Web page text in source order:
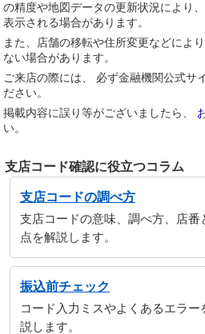
の精度や地図データの更新状況により
表示される場合があります。
また、店舗の移転や住所変更などによ
ない場合があります。
ご来店の際には、 必ず金融機関公式サ
ださい。
掲載内容に誤り等がございましたら、
い。
支店コード確認に役立つコラム
支店コードの調べ方
支店コードの意味、調べ方、店
点を解説します。
振込前チェック
コード入力ミスやよくあるエラ
説します。